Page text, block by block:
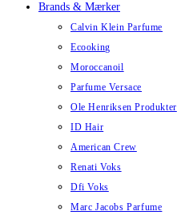
Brands & Mærker
Calvin Klein Parfume
Ecooking
Moroccanoil
Parfume Versace
Ole Henriksen Produkter
ID Hair
American Crew
Renati Voks
Dfi Voks
Marc Jacobs Parfume